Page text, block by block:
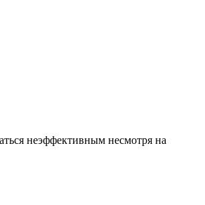
неэффективным несмотря на